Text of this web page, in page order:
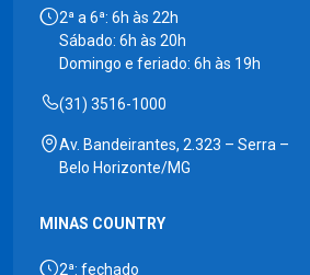
2ª a 6ª: 6h às 22h
Sábado: 6h às 20h
Domingo e feriado: 6h às 19h
(31) 3516-1000
Av. Bandeirantes, 2.323 – Serra –
Belo Horizonte/MG
MINAS COUNTRY
2ª: fechado